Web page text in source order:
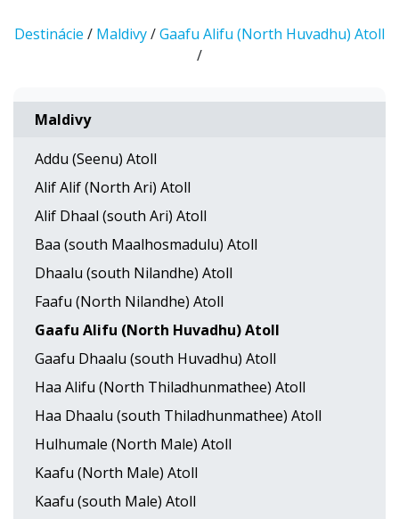
Destinácie / Maldivy/Gaafu Alifu (North Huvadhu) Atoll
/
Maldivy
Addu (Seenu) Atoll
Alif Alif (North Ari) Atoll
Alif Dhaal (south Ari) Atoll
Baa (south Maalhosmadulu) Atoll
Dhaalu (south Nilandhe) Atoll
Faafu (North Nilandhe) Atoll
Gaafu Alifu (North Huvadhu) Atoll
Gaafu Dhaalu (south Huvadhu) Atoll
Haa Alifu (North Thiladhunmathee) Atoll
Haa Dhaalu (south Thiladhunmathee) Atoll
Hulhumale (North Male) Atoll
Kaafu (North Male) Atoll
Kaafu (south Male) Atoll